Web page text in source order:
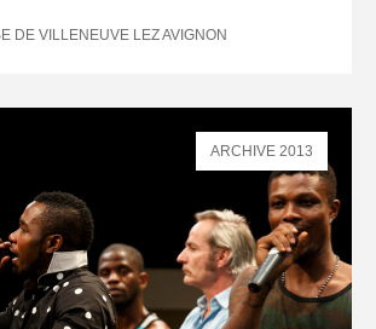
DE VILLENEUVE LEZ AVIGNON
ARCHIVE 2013